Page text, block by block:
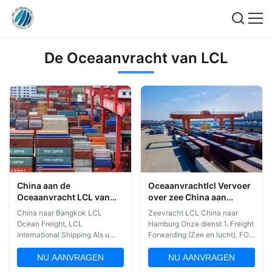
De Oceaanvracht van LCL
China aan de
Oceaanvracht LCL van
Bangkok LCL het
Internationale
Verschepen EXW FOB
China naar Bangkok LCL
Ocean Freight, LCL
International Shipping Als u
heeft, bekijk dan deze gids om
alles te weten te komen over
NU AANVRAGEN
Oceaanvrachtlcl Vervoer
over zee China aan
Hamburg
Zeevracht LCL China naar
Hamburg Onze dienst 1. Freight
Forwarding (Zee en lucht), FOB
Door Deliveries. (Door to door,
door to port, port to port, port to
NU AANVRAGEN